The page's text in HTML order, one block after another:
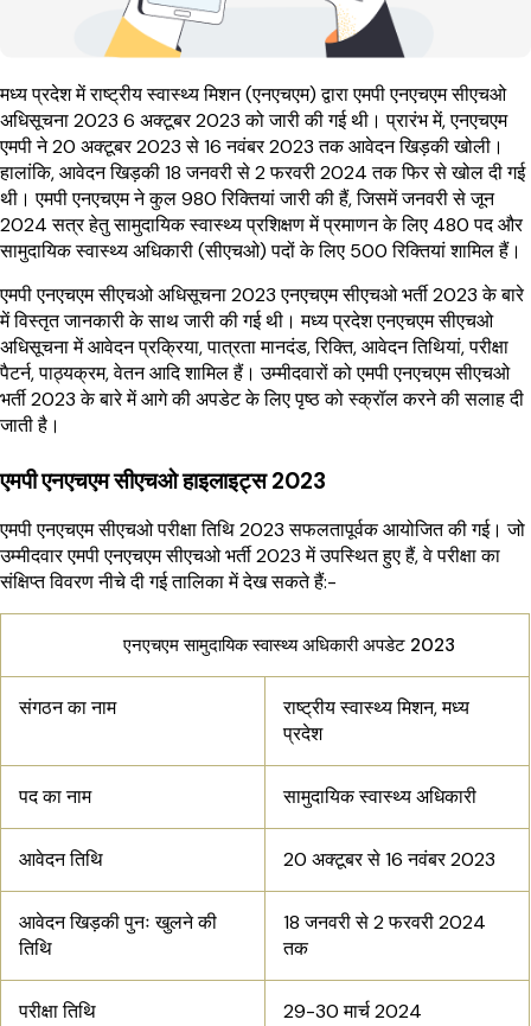
मध्य प्रदेश में राष्ट्रीय स्वास्थ्य मिशन (एनएचएम) द्वारा एमपी एनएचएम सीएचओ
अधिसूचना 2023 6 अक्टूबर 2023 को जारी की गई थी। प्रारंभ में, एनएचएम
एमपी ने 20 अक्टूबर 2023 से 16 नवंबर 2023 तक आवेदन खिड़की खोली।
हालांकि, आवेदन खिड़की 18 जनवरी से 2 फरवरी 2024 तक फिर से खोल दी गई
थी। एमपी एनएचएम ने कुल 980 रिक्तियां जारी की हैं, जिसमें जनवरी से जून
2024 सत्र हेतु सामुदायिक स्वास्थ्य प्रशिक्षण में प्रमाणन के लिए 480 पद और
सामुदायिक स्वास्थ्य अधिकारी (सीएचओ) पदों के लिए 500 रिक्तियां शामिल हैं।
एमपी एनएचएम सीएचओ अधिसूचना 2023 एनएचएम सीएचओ भर्ती 2023 के बारे
में विस्तृत जानकारी के साथ जारी की गई थी। मध्य प्रदेश एनएचएम सीएचओ
अधिसूचना में आवेदन प्रक्रिया, पात्रता मानदंड, रिक्ति, आवेदन तिथियां, परीक्षा
पैटर्न, पाठ्यक्रम, वेतन आदि शामिल हैं। उम्मीदवारों को एमपी एनएचएम सीएचओ
भर्ती 2023 के बारे में आगे की अपडेट के लिए पृष्ठ को स्क्रॉल करने की सलाह दी
जाती है।
एमपी एनएचएम सीएचओ हाइलाइट्स 2023
एमपी एनएचएम सीएचओ परीक्षा तिथि 2023 सफलतापूर्वक आयोजित की गई। जो
उम्मीदवार एमपी एनएचएम सीएचओ भर्ती 2023 में उपस्थित हुए हैं, वे परीक्षा का
संक्षिप्त विवरण नीचे दी गई तालिका में देख सकते हैं:-
एनएचएम सामुदायिक स्वास्थ्य अधिकारी अपडेट 2023
संगठन का नाम
राष्ट्रीय स्वास्थ्य मिशन, मध्य
प्रदेश
पद का नाम सामुदायिक स्वास्थ्य अधिकारी
आवेदन तिथि 20 अक्टूबर से 16 नवंबर 2023
आवेदन खिड़की पुनः खुलने की
तिथि
18 जनवरी से 2 फरवरी 2024
तक
परीक्षा तिथि 29-30 मार्च 2024